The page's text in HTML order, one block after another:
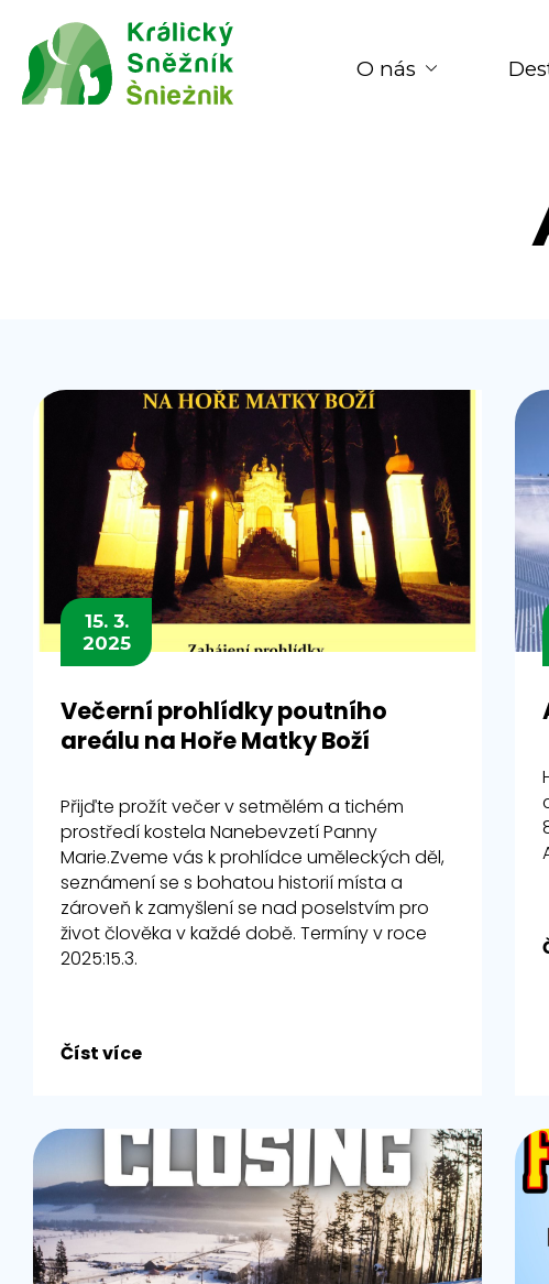
O nás
15. 3.
2025
Večerní prohlídky poutního
areálu na Hoře Matky Boží
Přijďte prožít večer v setmělém a tichém
prostředí kostela Nanebevzetí Panny
Marie.Zveme vás k prohlídce uměleckých děl,
seznámení se s bohatou historií místa a
zároveň k zamyšlení se nad poselstvím pro
život člověka v každé době. Termíny v roce
2025:15.3.
Číst více